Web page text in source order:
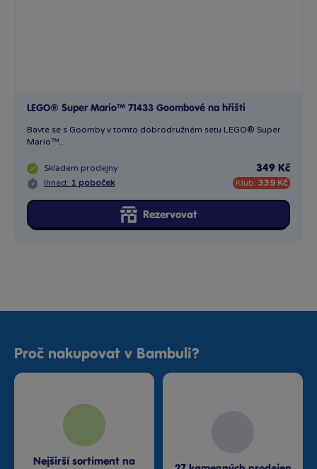
LEGO® Super Mario™ 71433 Goombové na hřišti
Bavte se s Goomby v tomto dobrodružném setu LEGO® Super
Mario™...
Skladem prodejny
Ihned: 1 poboček
349 Kč
Klub: 339 Kč
Rezervovat
Proč nakupovat v Bambuli?
Nejširší sortiment na